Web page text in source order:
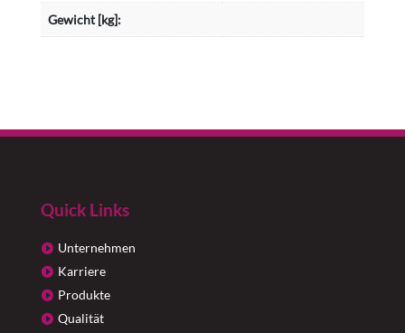
Gewicht [kg]:
Quick Links
Unternehmen
Karriere
Produkte
Qualität